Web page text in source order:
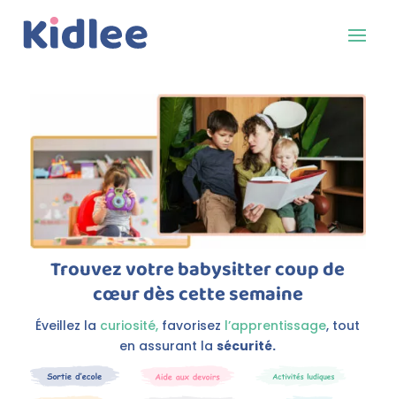
Trouvez votre babysitter coup de
cœur dès cette semaine
Éveillez la curiosité, favorisez l’apprentissage, tout
en assurant lasécurité.